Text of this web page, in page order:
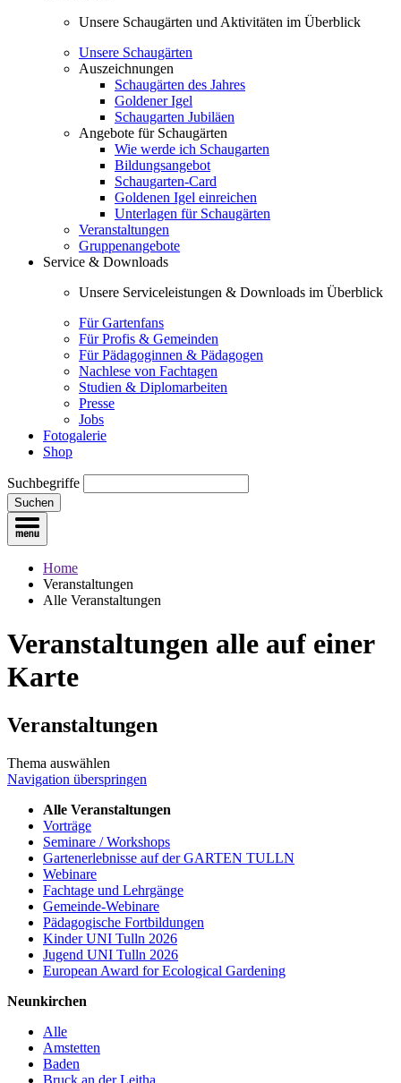
Unsere Schaugärten und Aktivitäten im Überblick
Unsere Schaugärten
Auszeichnungen
Schaugärten des Jahres
Goldener Igel
Schaugarten Jubiläen
Angebote für Schaugärten
Wie werde ich Schaugarten
Bildungsangebot
Schaugarten-Card
Goldenen Igel einreichen
Unterlagen für Schaugärten
Veranstaltungen
Gruppenangebote
Service & Downloads
Unsere Serviceleistungen & Downloads im Überblick
Für Gartenfans
Für Profis & Gemeinden
Für Pädagoginnen & Pädagogen
Nachlese von Fachtagen
Studien & Diplomarbeiten
Presse
Jobs
Fotogalerie
Shop
Suchbegriffe
Suchen
Home
Veranstaltungen
Alle Veranstaltungen
Veranstaltungen alle auf einer
Karte
Veranstaltungen
Thema auswählen
Navigation überspringen
Alle Veranstaltungen
Vorträge
Seminare / Workshops
Gartenerlebnisse auf der GARTEN TULLN
Webinare
Fachtage und Lehrgänge
Gemeinde-Webinare
Pädagogische Fortbildungen
Kinder UNI Tulln 2026
Jugend UNI Tulln 2026
European Award for Ecological Gardening
Neunkirchen
Alle
Amstetten
Baden
Bruck an der Leitha